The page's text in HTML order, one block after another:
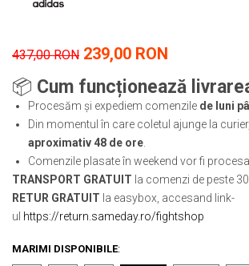
Saltele si Tatami
Scuturi
Accesorii Antrenor
Greutati Fitness
Veste
437,00 RON 239,00 RON
📦 Cum funcționează
Procesăm și expediem comenzile de luni
Din momentul în care coletul ajunge la curier,
aproximativ 48 de ore.
Comenzile plasate în weekend vor fi
TRANSPORT GRATUIT la comenzi de peste
RETUR GRATUIT la easybox, accesand link-
ul https://return.sameday.ro/fightshop
MARIMI DISPONIBILE: